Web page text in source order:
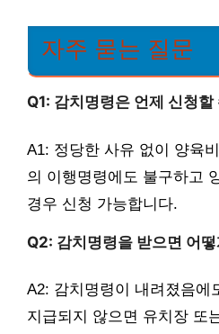
자주 묻는 질문
Q1: 감치명령은 언제 신청할
A1: 정당한 사유 없이 양육
의 이행명령에도 불구하고
경우 신청 가능합니다.
Q2: 감치명령을 받으면 어
A2: 감치명령이 내려졌음에
지급되지 않으면 유치장 또